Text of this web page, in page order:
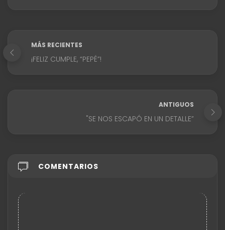
MÁS RECIENTES
¡FELIZ CUMPLE, “PEPÉ”!
ANTIGUOS
"SE NOS ESCAPÓ EN UN DETALLE”
COMENTARIOS